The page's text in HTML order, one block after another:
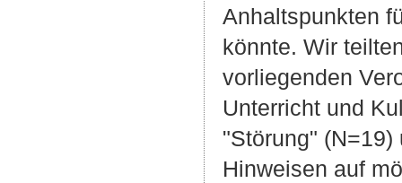
Anhaltspunkten
könnte. Wir
vorliegenden
Unterricht und
"Störung"
Hinweisen auf